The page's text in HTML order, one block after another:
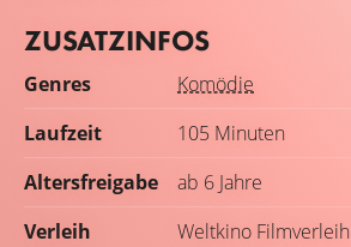
ZUSATZINFOS
Genres
Komödie
Laufzeit
105 Minuten
Altersfreigabe
ab 6 Jahre
Verleih
Weltkino Filmverleih